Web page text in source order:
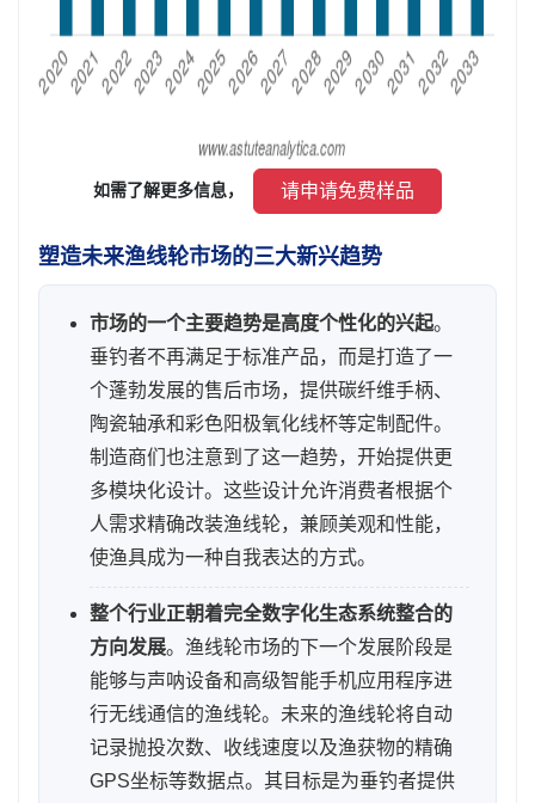
如需了解更多信息， 请申请免费样品
塑造未来渔线轮市场的三大新兴趋势
市场的一个主要趋势是高度个性化的兴起。
垂钓者不再满足于标准产品，而是打造了一
个蓬勃发展的售后市场，提供碳纤维手柄、
陶瓷轴承和彩色阳极氧化线杯等定制配件。
制造商们也注意到了这一趋势，开始提供更
多模块化设计。这些设计允许消费者根据个
人需求精确改装渔线轮，兼顾美观和性能，
使渔具成为一种自我表达的方式。
整个行业正朝着完全数字化生态系统整合的
方向发展。渔线轮市场的下一个发展阶段是
能够与声呐设备和高级智能手机应用程序进
行无线通信的渔线轮。未来的渔线轮将自动
记录抛投次数、收线速度以及渔获物的精确
GPS坐标等数据点。其目标是为垂钓者提供